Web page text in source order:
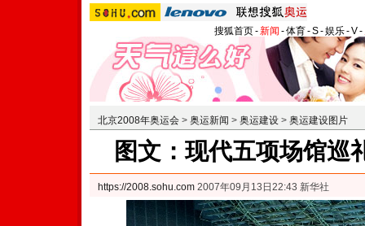
搜狐首页-新闻 -体育-S-娱乐-V-
北京2008年奥运会 > 奥运新闻 > 奥运建设 > 奥运建设图片
图文：现代五项场馆巡
https://2008.sohu.com 2007年09月13日22:43 新华社